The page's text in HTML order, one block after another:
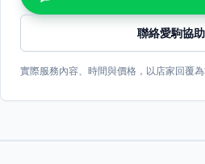
聯絡愛駒協助
實際服務內容、時間與價格，以店家回覆為